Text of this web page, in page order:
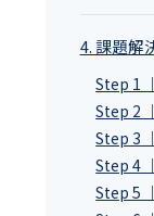
4. 課題解
Step 1
Step 2
Step 3
Step 4
Step 5